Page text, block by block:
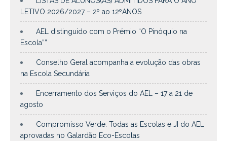
LETIVO 2026/2027 – 2º ao 12ºANOS
AEL distinguido com o Prémio “O Pinóquio na
Escola””
Conselho Geral acompanha a evolução das obras
na Escola Secundária
Encerramento dos Serviços do AEL – 17 a 21 de
agosto
Compromisso Verde: Todas as Escolas e JI do AEL
aprovadas no Galardão Eco-Escolas